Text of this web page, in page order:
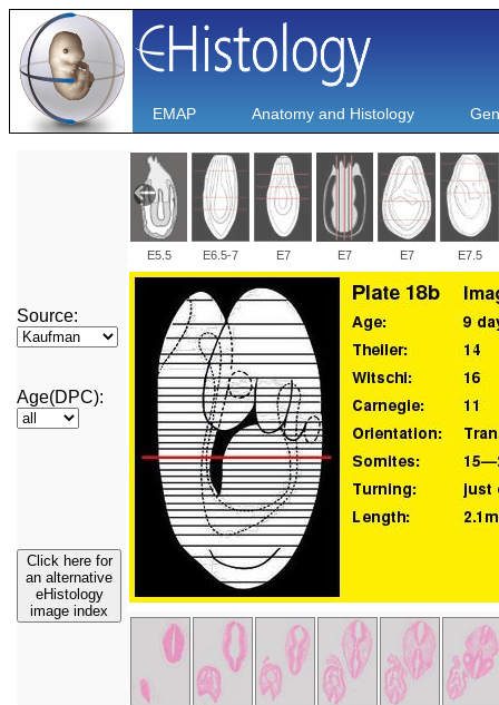
EMAP Anatomy and Histology
Source:
Age(DPC):
Click here for
an alternative
eHistology
image index
E5.5 E6.5-7 E7 E7 E7 E7.5
E14.5 E15.5 E15.5 E16.5 E16.5 E16.5